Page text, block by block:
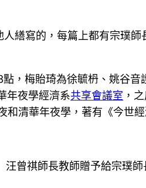
繕寫的，每篇上都有宗璞
，梅貽琦為徐毓枬、姚谷
年夜學經濟系共享會議室 ，
清華年夜學，著有《今世
汪曾祺師長教師贈予給宗璞